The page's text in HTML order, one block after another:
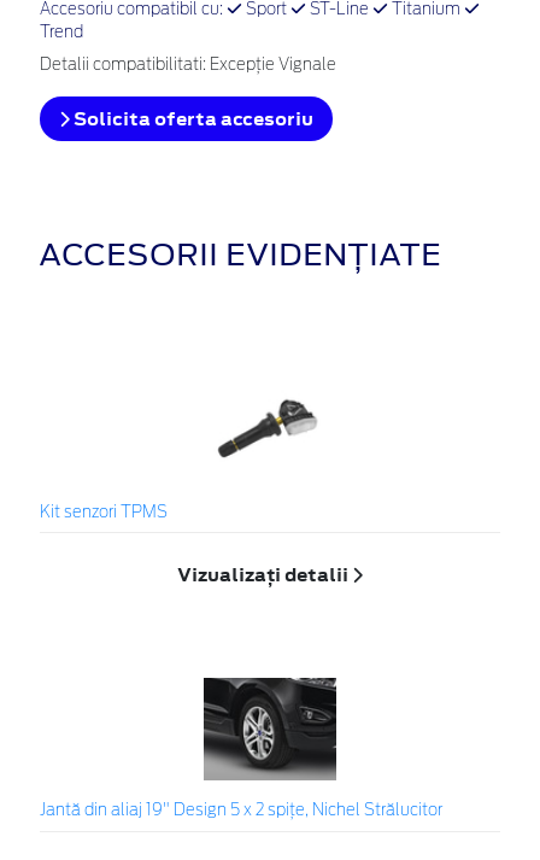
Accesoriu compatibil cu: Sport ST-Line
Titanium
Trend
Detalii compatibilitati: Excepție Vignale
Solicita oferta accesoriu
ACCESORII EVIDENȚIATE
Kit senzori TPMS
Vizualizați detalii
Jantă din aliaj 19" Design 5 x 2 spițe, Nichel Strălucitor